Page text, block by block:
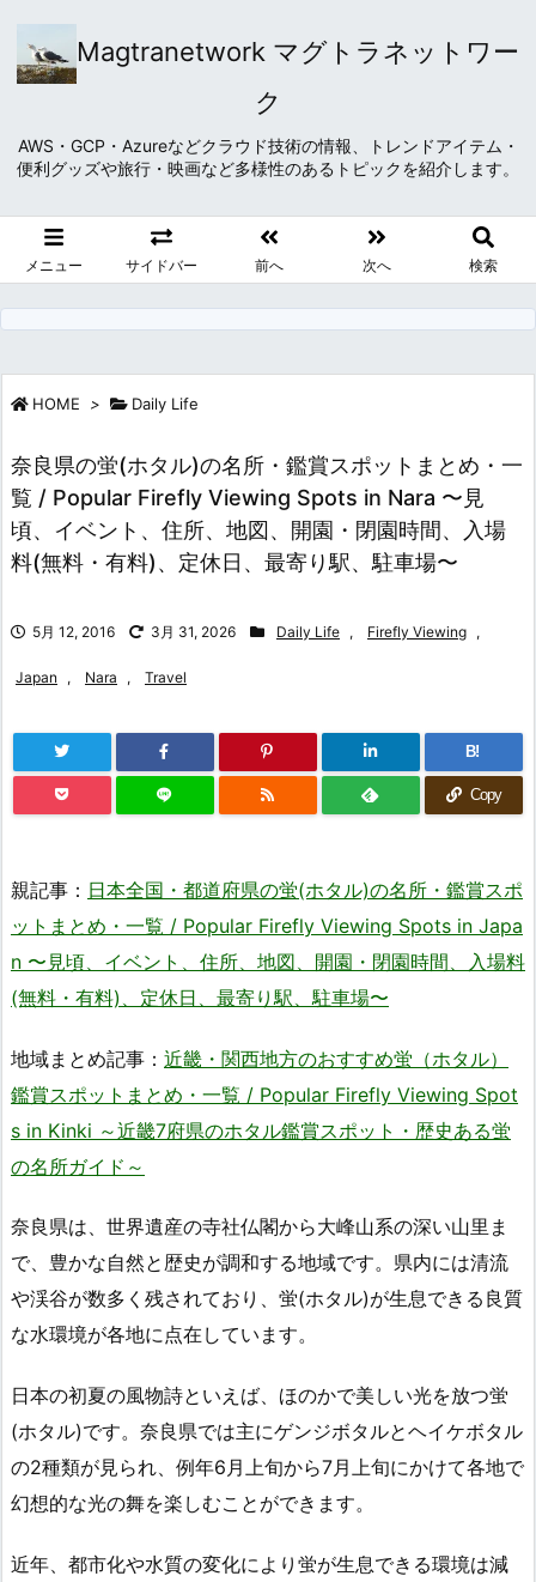
Magtranetwork マグトラネットワー
ク
AWS・GCP・Azureなどクラウド技術の情報、トレンドアイテム・
便利グッズや旅行・映画など多様性のあるトピックを紹介します。
メニュー サイドバー 前へ 次へ 検索
HOME > Daily Life
奈良県の蛍(ホタル)の名所・鑑賞スポットまとめ・一
覧 / Popular Firefly Viewing Spots in Nara 〜見
頃、イベント、住所、地図、開園・閉園時間、入場
料(無料・有料)、定休日、最寄り駅、駐車場〜
5月 12, 2016 3月 31, 2026 Daily Life , Firefly Viewing ,
Japan , Nara , Travel
B!
Copy
親記事： 日本全国・都道府県の蛍(ホタル)の名所・鑑賞スポ
ットまとめ・一覧 / Popular Firefly Viewing Spots in Japa
n 〜見頃、イベント、住所、地図、開園・閉園時間、入場料
(無料・有料)、定休日、最寄り駅、駐車場〜
地域まとめ記事： 近畿・関西地方のおすすめ蛍（ホタル）
鑑賞スポットまとめ・一覧 / Popular Firefly Viewing Spot
s in Kinki ～近畿7府県のホタル鑑賞スポット・歴史ある蛍
の名所ガイド～
奈良県は、世界遺産の寺社仏閣から大峰山系の深い山里ま
で、豊かな自然と歴史が調和する地域です。県内には清流
や渓谷が数多く残されており、蛍(ホタル)が生息できる良質
な水環境が各地に点在しています。
日本の初夏の風物詩といえば、ほのかで美しい光を放つ蛍
(ホタル)です。奈良県では主にゲンジボタルとヘイケボタル
の2種類が見られ、例年6月上旬から7月上旬にかけて各地で
幻想的な光の舞を楽しむことができます。
近年、都市化や水質の変化により蛍が生息できる環境は減